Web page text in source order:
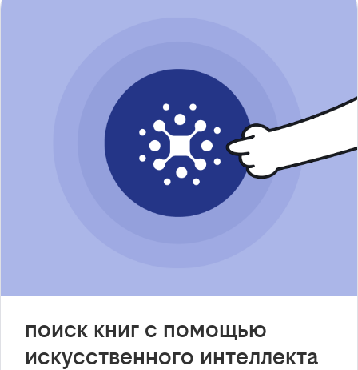
поиск книг с помощью
искусственного интеллекта